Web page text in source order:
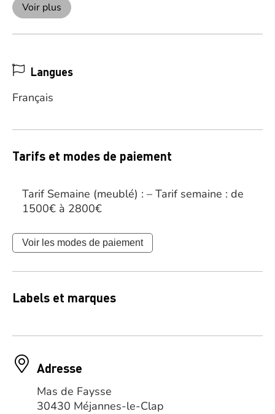
Voir plus
Langues
Français
Tarifs et modes de paiement
Tarif Semaine (meublé) : – Tarif semaine : de
1500€ à 2800€
Voir les modes de paiement
Labels et marques
Adresse
Mas de Faysse
30430 Méjannes-le-Clap